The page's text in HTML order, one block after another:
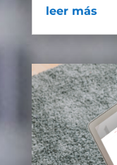
leer más